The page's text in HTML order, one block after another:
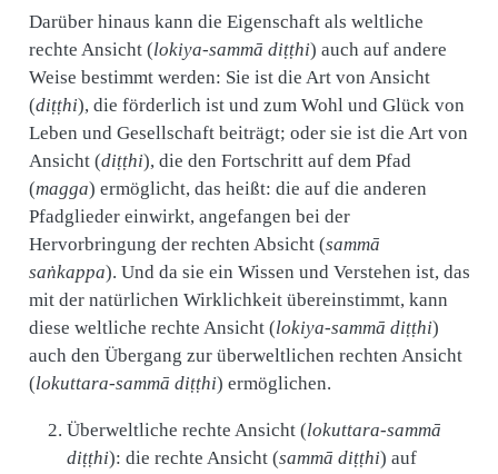
Darüber hinaus kann die Eigenschaft als weltliche
rechte Ansicht (lokiya-sammā diṭṭhi) auch auf andere
Weise bestimmt werden: Sie ist die Art von Ansicht
(diṭṭhi), die förderlich ist und zum Wohl und Glück von
Leben und Gesellschaft beiträgt; oder sie ist die Art von
Ansicht (diṭṭhi), die den Fortschritt auf dem Pfad
(magga) ermöglicht, das heißt: die auf die anderen
Pfadglieder einwirkt, angefangen bei der
Hervorbringung der rechten Absicht (sammā
saṅkappa). Und da sie ein Wissen und Verstehen ist, das
mit der natürlichen Wirklichkeit übereinstimmt, kann
diese weltliche rechte Ansicht (lokiya-sammā diṭṭhi)
auch den Übergang zur überweltlichen rechten Ansicht
(lokuttara-sammā diṭṭhi) ermöglichen.
Überweltliche rechte Ansicht (lokuttara-sammā
diṭṭhi): die rechte Ansicht (sammā diṭṭhi) auf